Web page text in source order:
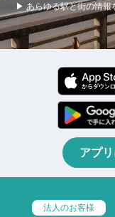
▶ あらゆる駅と街の情報
アプ
法人のお客様